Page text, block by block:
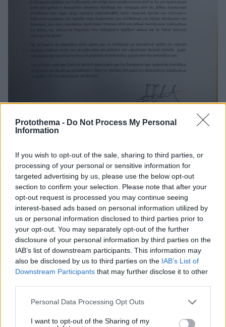
Protothema - Do Not Process My Personal
Information
If you wish to opt-out of the sale, sharing to third parties, or
processing of your personal or sensitive information for
targeted advertising by us, please use the below opt-out
section to confirm your selection. Please note that after your
opt-out request is processed you may continue seeing
interest-based ads based on personal information utilized by
us or personal information disclosed to third parties prior to
your opt-out. You may separately opt-out of the further
disclosure of your personal information by third parties on the
IAB’s list of downstream participants. This information may
also be disclosed by us to third parties on the IAB’s List of
Downstream Participants that may further disclose it to other
Please note that this website/app uses one or more Google
not limited to your visit or usage behaviour. You may click to
Personal Data Processing Opt Outs
I want to opt-out of the Sharing of my
Σχετικά Άρθρα
Ακολουθήστε το protothema.gr στο Google News
και μάθετε πρώτοι όλες τις ειδήσεις
Δείτε όλες τις τελευταίεςΕιδήσειςαπό την Ελλάδα
και τον Κόσμο, τη στιγμή που συμβαίνουν, στο
Protothema.gr